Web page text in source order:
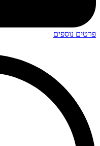
פרטים נוספים